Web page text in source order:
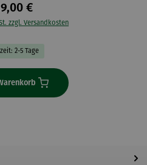
€
zzgl. Versandkosten
2-5 Tage